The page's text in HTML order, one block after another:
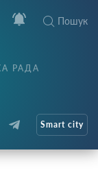
Пошук
РАДА
Smart city